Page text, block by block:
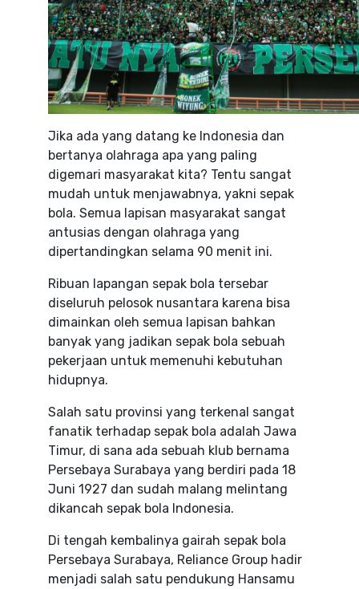
Jika ada yang datang ke Indonesia dan
bertanya olahraga apa yang paling
digemari masyarakat kita? Tentu sangat
mudah untuk menjawabnya, yakni sepak
bola. Semua lapisan masyarakat sangat
antusias dengan olahraga yang
dipertandingkan selama 90 menit ini.
Ribuan lapangan sepak bola tersebar
diseluruh pelosok nusantara karena bisa
dimainkan oleh semua lapisan bahkan
banyak yang jadikan sepak bola sebuah
pekerjaan untuk memenuhi kebutuhan
hidupnya.
Salah satu provinsi yang terkenal sangat
fanatik terhadap sepak bola adalah Jawa
Timur, di sana ada sebuah klub bernama
Persebaya Surabaya yang berdiri pada 18
Juni 1927 dan sudah malang melintang
dikancah sepak bola Indonesia.
Di tengah kembalinya gairah sepak bola
Persebaya Surabaya, Reliance Group hadir
menjadi salah satu pendukung Hansamu